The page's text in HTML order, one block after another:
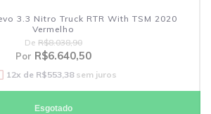
3.3 Nitro Truck RTR With TSM 2020
Vermelho
De R$8.038,90
Por R$6.640,50
12x de R$553,38sem juros
Esgotado